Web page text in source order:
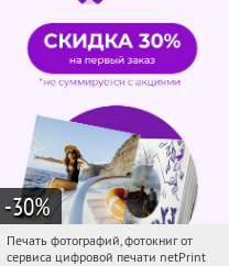
-30%
13:50:59 Получили:
Печать фотографий, фотокниг от
сервиса цифровой печати netPrint